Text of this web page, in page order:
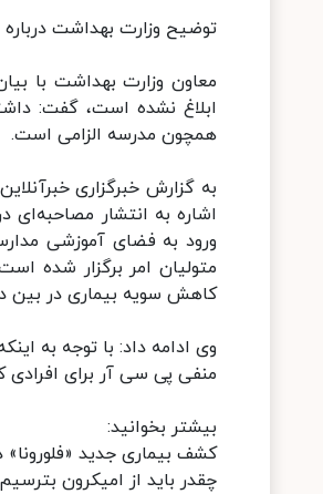
توضیح وزارت بهداشت
معاون وزارت بهداشت با
ابلاغ نشده است، گفت:
همچون مدرسه الزامی است.
به گزارش خبرگزاری
اشاره به انتشار
ورود به فضای آموزشی
متولیان امر برگزار شده
کاهش سویه بیماری در بین
وی ادامه داد: با توجه به
منفی پی سی آر برای
بیشتر بخوانید:
کشف بیماری جدید «فلورونا»
چقدر باید از امیکرون